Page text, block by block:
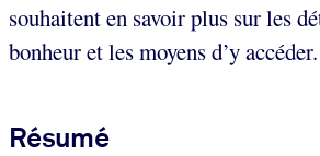
souhaitent en savoir plus sur les
bonheur et les moyens d’y accéder.
Résumé